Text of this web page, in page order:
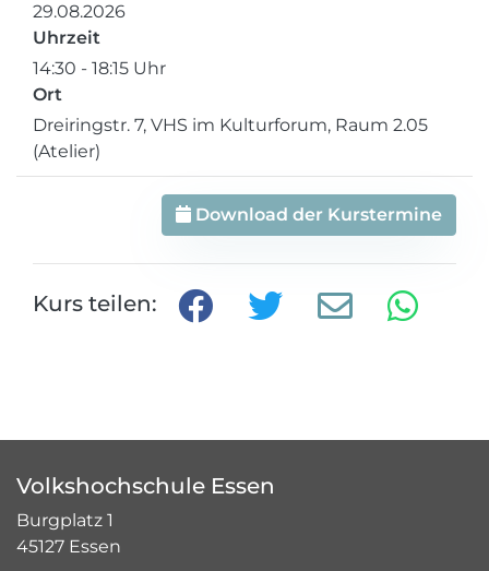
29.08.2026
Uhrzeit
14:30 - 18:15 Uhr
Ort
Dreiringstr. 7, VHS im Kulturforum, Raum 2.05
(Atelier)
Download der Kurstermine
Kurs teilen:
Volkshochschule Essen
Burgplatz 1
45127 Essen